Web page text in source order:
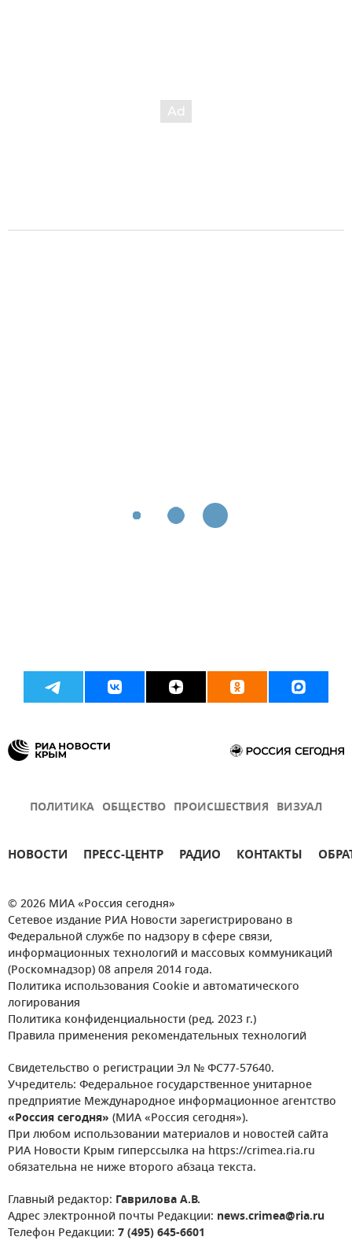
ПОЛИТИКА ОБЩЕСТВО ПРОИСШЕСТВИЯ ВИЗУАЛ
НОВОСТИ ПРЕСС-ЦЕНТР РАДИО КОНТАКТЫ
© 2026 МИА «Россия сегодня»
Сетевое издание РИА Новости зарегистрировано в
Федеральной службе по надзору в сфере связи,
информационных технологий и массовых коммуникаций
(Роскомнадзор) 08 апреля 2014 года.
Политика использования Cookie и автоматического
логирования
Политика конфиденциальности (ред. 2023 г.)
Правила применения рекомендательных технологий
Свидетельство о регистрации Эл № ФС77-57640.
Учредитель: Федеральное государственное унитарное
предприятие Международное информационное агентство
«Россия сегодня» (МИА «Россия сегодня»).
При любом использовании материалов и новостей сайта
РИА Новости Крым гиперссылка на https://crimea.ria.ru
обязательна не ниже второго абзаца текста.
Главный редактор: Гаврилова А.В.
Адрес электронной почты Редакции: news.crimea@ria.ru
Телефон Редакции: 7 (495) 645-6601